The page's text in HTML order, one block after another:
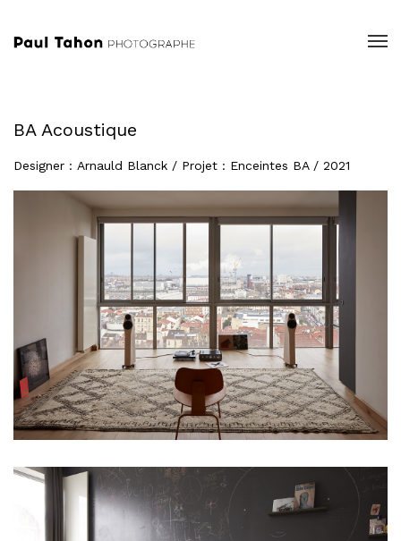
BA Acoustique
Designer : Arnauld Blanck / Projet : Enceintes BA / 2021